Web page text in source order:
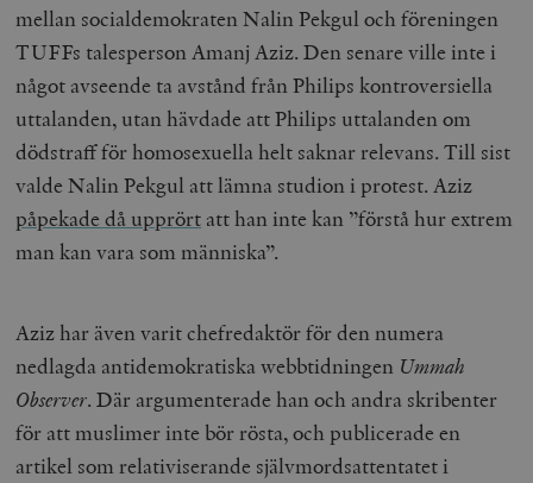
mellan socialdemokraten Nalin Pekgul och föreningen
TUFFs talesperson Amanj Aziz. Den senare ville inte i
något avseende ta avstånd från Philips kontroversiella
uttalanden, utan hävdade att Philips uttalanden om
dödstraff för homosexuella helt saknar relevans. Till sist
valde Nalin Pekgul att lämna studion i protest. Aziz
påpekade då upprört att han inte kan ”förstå hur extrem
man kan vara som människa”.
Aziz har även varit chefredaktör för den numera
nedlagda antidemokratiska webbtidningen Ummah
Observer. Där argumenterade han och andra skribenter
för att muslimer inte bör rösta, och publicerade en
artikel som relativiserande självmordsattentatet i